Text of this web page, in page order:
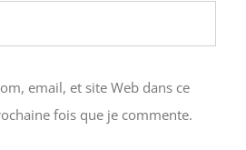
email, et site Web dans ce
fois que je commente.